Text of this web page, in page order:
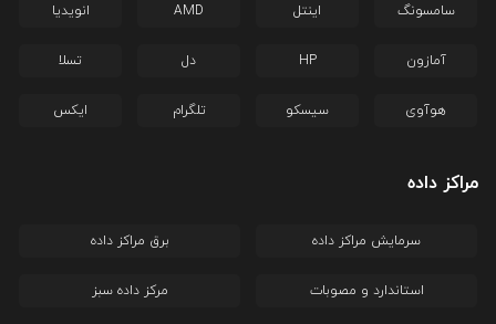
سامسونگ اینتل AMD انویدیا
آمازون HP دل تسلا
هوآوی سیسکو تلگرام ایکس
مراکز داده
سرمایش مراکز داده برق مراکز داده
استاندارد و مصوبات مرکز داده سبز